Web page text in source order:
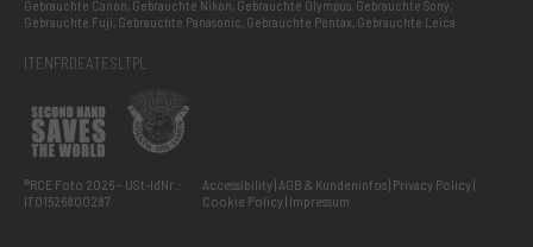
Gebrauchte Canon, Gebrauchte Nikon, Gebrauchte Olympus, Gebrauchte Sony,
Gebrauchte Fuji, Gebrauchte Panasonic, Gebrauchte Pentax, Gebrauchte Leica
ITENFRDEATESLTPL
®RCE Foto 2026 – USt-IdNr.:
IT01526800287
Accessibility AGB & Kundeninfos Privacy Policy
Cookie Policy Impressum